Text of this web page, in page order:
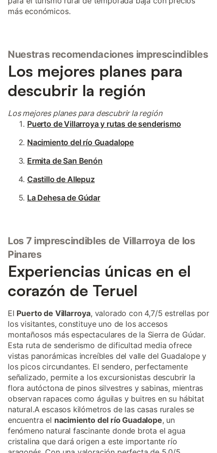
más económicos.
Nuestras recomendaciones imprescindibles
Los mejores planes para
descubrir la región
Los mejores planes para descubrir la región
Puerto de Villarroya y rutas de senderismo
Nacimiento del río Guadalope
Ermita de San Benón
Castillo de Allepuz
La Dehesa de Gúdar
Los 7 imprescindibles de Villarroya de los
Pinares
Experiencias únicas en el
corazón de Teruel
El Puerto de Villarroya, valorado con 4,7/5 estrellas por
los visitantes, constituye uno de los accesos
montañosos más espectaculares de la Sierra de Gúdar.
Esta ruta de senderismo de dificultad media ofrece
vistas panorámicas increíbles del valle del Guadalope y
los picos circundantes. El sendero, perfectamente
señalizado, permite a los excursionistas descubrir la
flora autóctona de pinos silvestres y sabinas, mientras
observan rapaces como águilas y buitres en su hábitat
natural.A escasos kilómetros de las casas rurales se
encuentra el nacimiento del río Guadalope, un
fenómeno natural fascinante donde brota el agua
cristalina que dará origen a este importante río